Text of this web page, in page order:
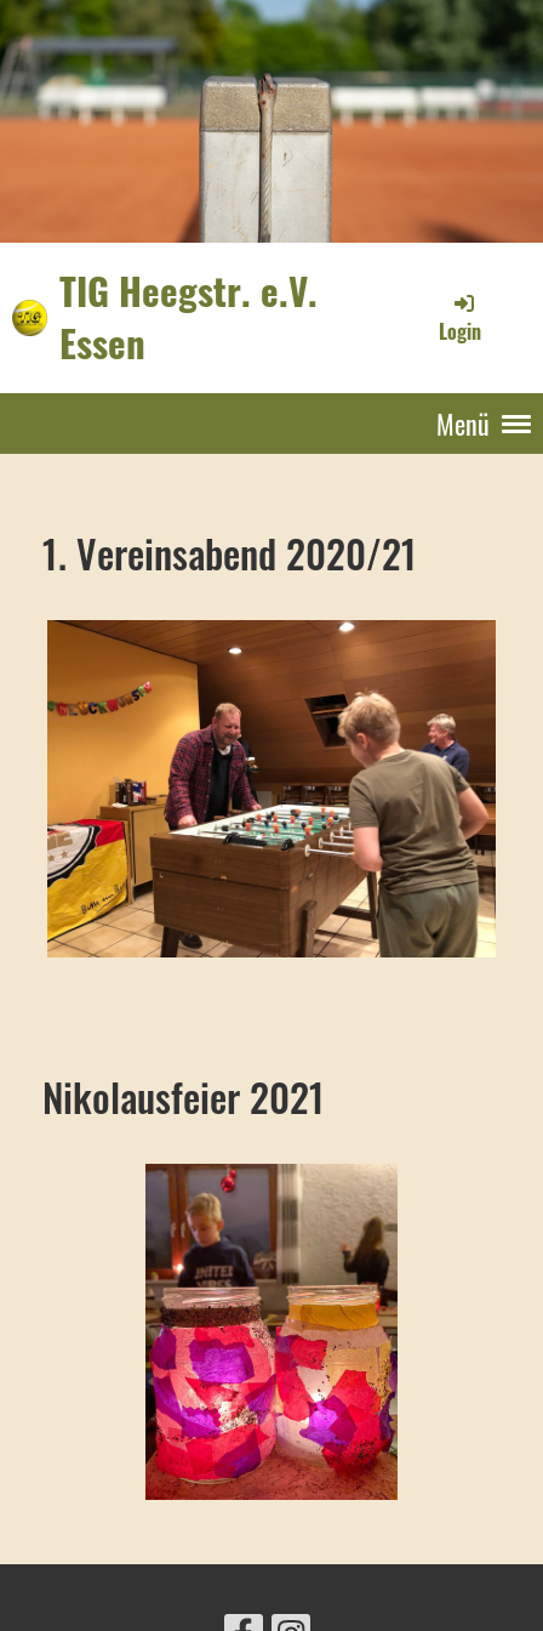
TIG Heegstr. e.V.
Essen
Login
Menü
1. Vereinsabend 2020/21
Nikolausfeier 2021